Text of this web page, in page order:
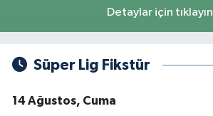
Detaylar için tıklayın
Süper Lig Fikstür
14 Ağustos, Cuma